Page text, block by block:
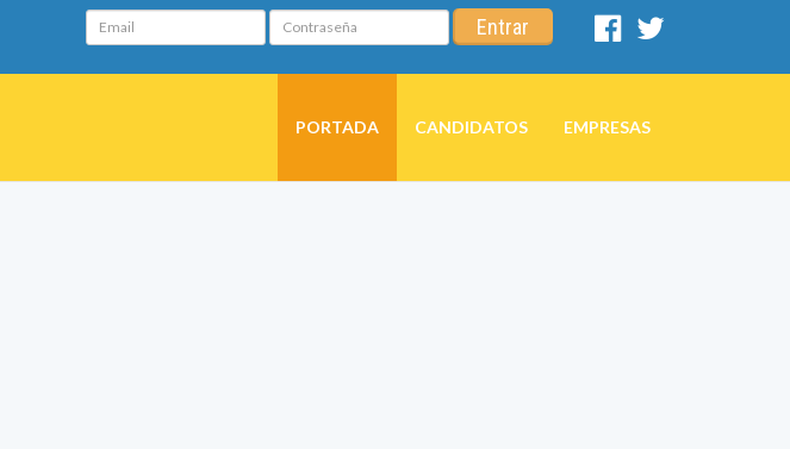
Email Contraseña Entrar
Facebook
PORTADA CANDIDATOS EMPRESAS